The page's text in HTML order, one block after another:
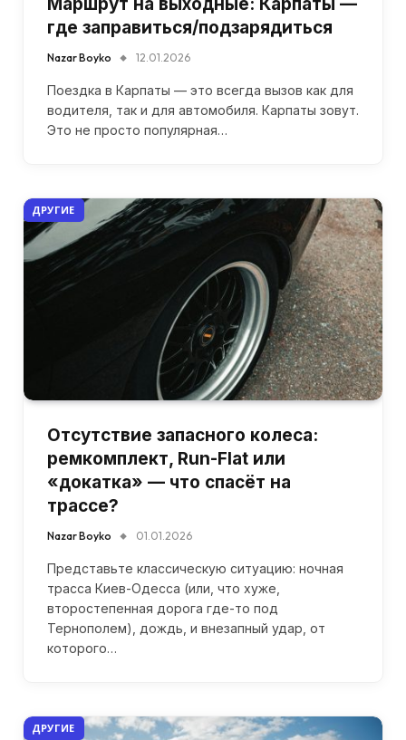
где заправиться/подзарядиться
Nazar Boyko 12.01.2026
Поездка в Карпаты — это всегда вызов как для
водителя, так и для автомобиля. Карпаты зовут.
Это не просто популярная…
ДРУГИЕ
Отсутствие запасного колеса:
ремкомплект, Run-Flat или
«докатка» — что спасёт на
трассе?
Nazar Boyko 01.01.2026
Представьте классическую ситуацию: ночная
трасса Киев-Одесса (или, что хуже,
второстепенная дорога где-то под
Тернополем), дождь, и внезапный удар, от
которого…
ДРУГИЕ